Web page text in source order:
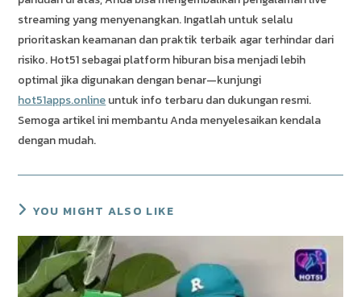
streaming yang menyenangkan. Ingatlah untuk selalu
prioritaskan keamanan dan praktik terbaik agar terhindar dari
risiko. Hot51 sebagai platform hiburan bisa menjadi lebih
optimal jika digunakan dengan benar—kunjungi
hot51apps.onlineuntuk info terbaru dan dukungan resmi.
Semoga artikel ini membantu Anda menyelesaikan kendala
dengan mudah.
YOU MIGHT ALSO LIKE